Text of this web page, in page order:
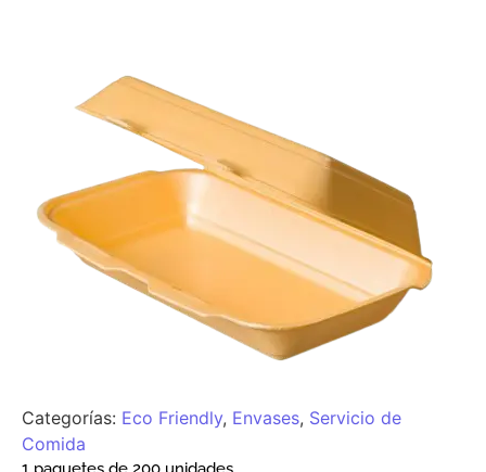
Categorías: Eco Friendly, Envases, Servicio de
Comida